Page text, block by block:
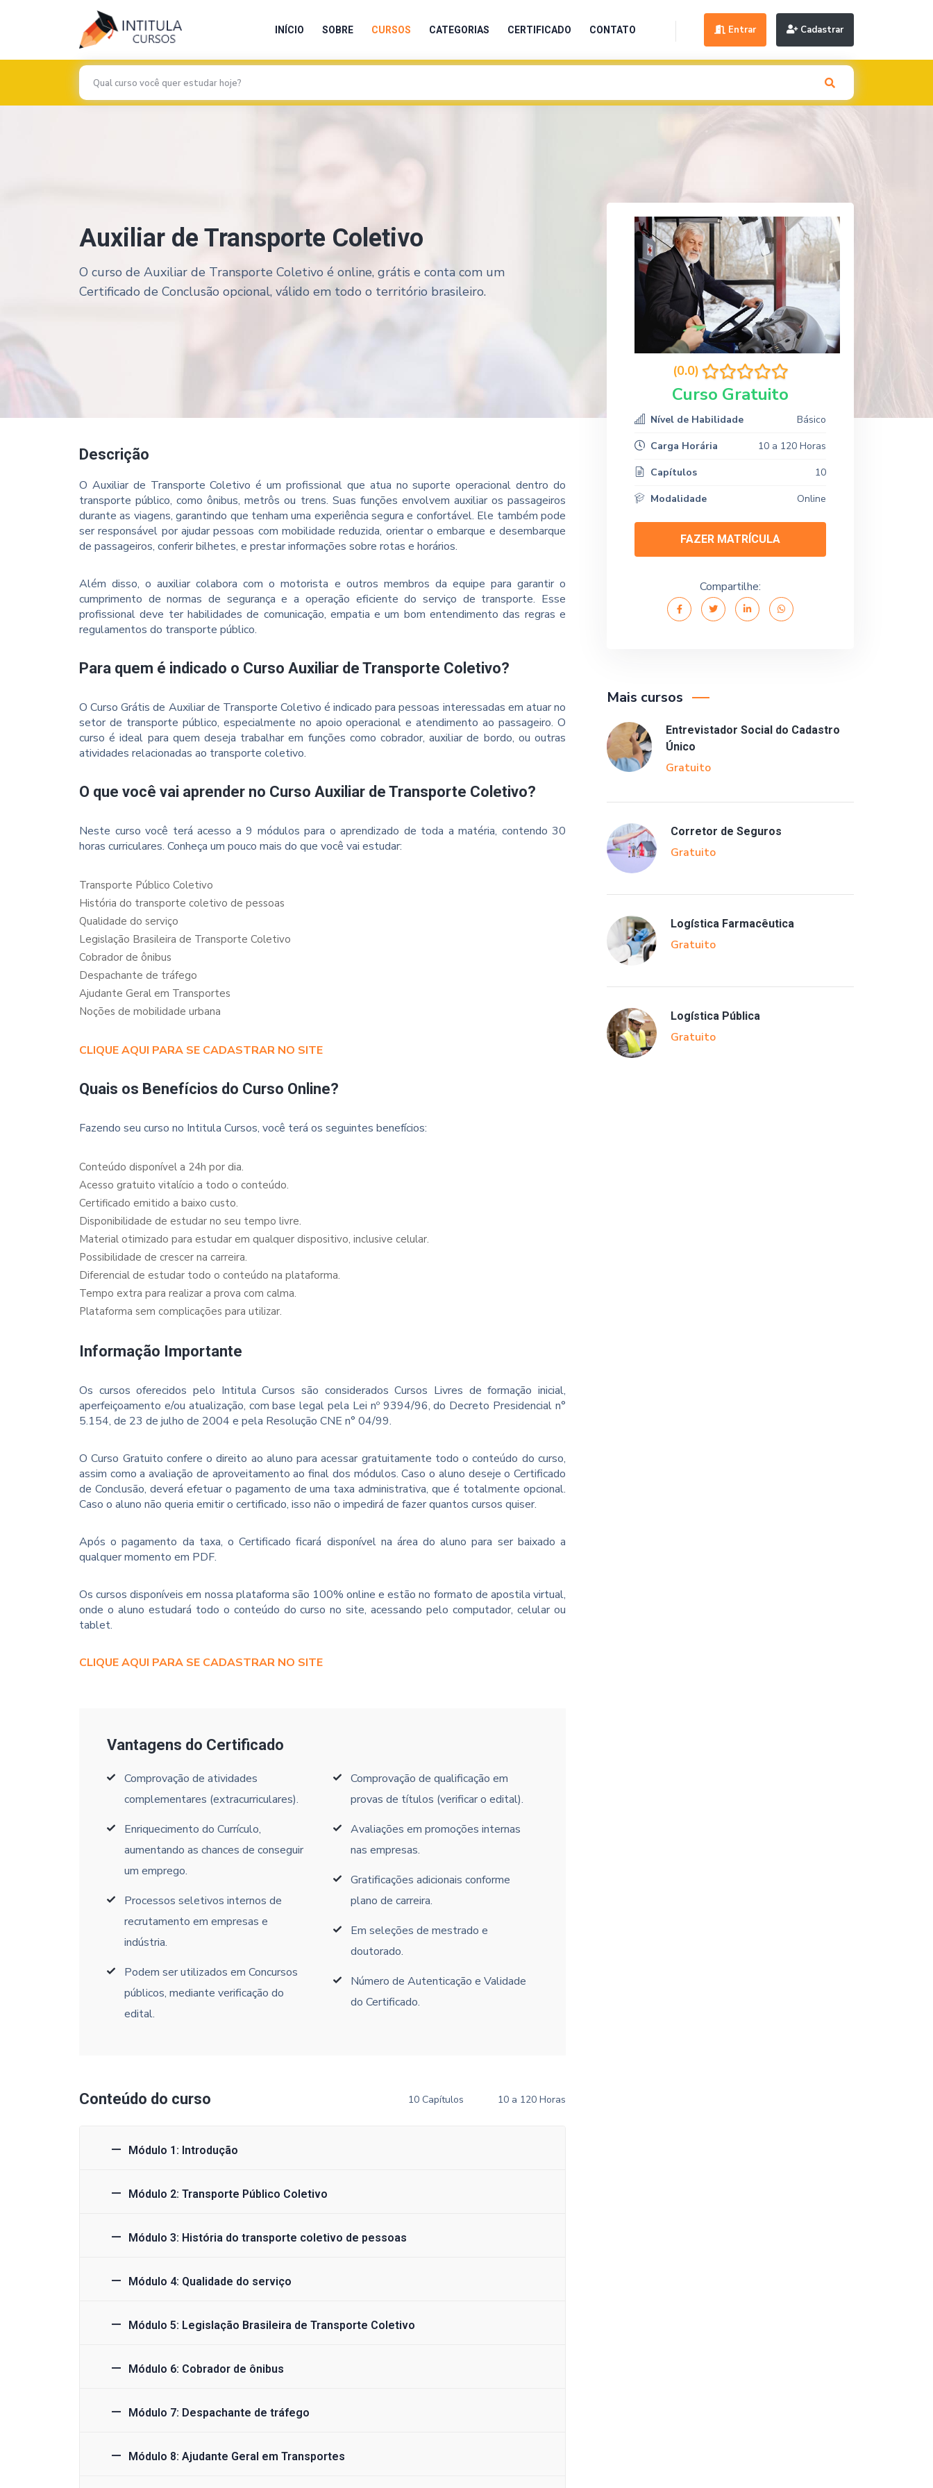
INÍCIO SOBRE CURSOS CATEGORIAS CERTIFICADO CONTATO Entrar Cadastrar
Auxiliar de Transporte Coletivo
O curso de Auxiliar de Transporte Coletivo é online, grátis e conta com um
Certificado de Conclusão opcional, válido em todo o território brasileiro.
Descrição
O Auxiliar de Transporte Coletivo é um profissional que atua no suporte operacional dentro do
transporte público, como ônibus, metrôs ou trens. Suas funções envolvem auxiliar os passageiros
durante as viagens, garantindo que tenham uma experiência segura e confortável. Ele também pode
ser responsável por ajudar pessoas com mobilidade reduzida, orientar o embarque e desembarque
de passageiros, conferir bilhetes, e prestar informações sobre rotas e horários.
Além disso, o auxiliar colabora com o motorista e outros membros da equipe para garantir o
cumprimento de normas de segurança e a operação eficiente do serviço de transporte. Esse
profissional deve ter habilidades de comunicação, empatia e um bom entendimento das regras e
regulamentos do transporte público.
Para quem é indicado o Curso Auxiliar de Transporte Coletivo?
O Curso Grátis de Auxiliar de Transporte Coletivo é indicado para pessoas interessadas em atuar no
setor de transporte público, especialmente no apoio operacional e atendimento ao passageiro. O
curso é ideal para quem deseja trabalhar em funções como cobrador, auxiliar de bordo, ou outras
atividades relacionadas ao transporte coletivo.
O que você vai aprender no Curso Auxiliar de Transporte Coletivo?
Neste curso você terá acesso a 9 módulos para o aprendizado de toda a matéria, contendo 30
horas curriculares. Conheça um pouco mais do que você vai estudar:
Transporte Público Coletivo
História do transporte coletivo de pessoas
Qualidade do serviço
Legislação Brasileira de Transporte Coletivo
Cobrador de ônibus
Despachante de tráfego
Ajudante Geral em Transportes
Noções de mobilidade urbana
CLIQUE AQUI PARA SE CADASTRAR NO SITE
Quais os Benefícios do Curso Online?
Fazendo seu curso no Intitula Cursos, você terá os seguintes benefícios:
Conteúdo disponível a 24h por dia.
Acesso gratuito vitalício a todo o conteúdo.
Certificado emitido a baixo custo.
Disponibilidade de estudar no seu tempo livre.
Material otimizado para estudar em qualquer dispositivo, inclusive celular.
Possibilidade de crescer na carreira.
Diferencial de estudar todo o conteúdo na plataforma.
Tempo extra para realizar a prova com calma.
Plataforma sem complicações para utilizar.
Informação Importante
Os cursos oferecidos pelo Intitula Cursos são considerados Cursos Livres de formação inicial,
aperfeiçoamento e/ou atualização, com base legal pela Lei nº 9394/96, do Decreto Presidencial n°
5.154, de 23 de julho de 2004 e pela Resolução CNE n° 04/99.
O Curso Gratuito confere o direito ao aluno para acessar gratuitamente todo o conteúdo do curso,
assim como a avaliação de aproveitamento ao final dos módulos. Caso o aluno deseje o Certificado
de Conclusão, deverá efetuar o pagamento de uma taxa administrativa, que é totalmente opcional.
Caso o aluno não queria emitir o certificado, isso não o impedirá de fazer quantos cursos quiser.
Após o pagamento da taxa, o Certificado ficará disponível na área do aluno para ser baixado a
qualquer momento em PDF.
Os cursos disponíveis em nossa plataforma são 100% online e estão no formato de apostila virtual,
onde o aluno estudará todo o conteúdo do curso no site, acessando pelo computador, celular ou
tablet.
CLIQUE AQUI PARA SE CADASTRAR NO SITE
Vantagens do Certificado
Comprovação de atividades
complementares (extracurriculares).
Enriquecimento do Currículo,
aumentando as chances de conseguir
um emprego.
Processos seletivos internos de
recrutamento em empresas e
indústria.
Podem ser utilizados em Concursos
públicos, mediante verificação do
edital.
Comprovação de qualificação em
provas de títulos (verificar o edital).
Avaliações em promoções internas
nas empresas.
Gratificações adicionais conforme
plano de carreira.
Em seleções de mestrado e
doutorado.
Número de Autenticação e Validade
do Certificado.
Conteúdo do curso 10 Capítulos 10 a 120 Horas
Módulo 1: Introdução
Módulo 2: Transporte Público Coletivo
Módulo 3: História do transporte coletivo de pessoas
Módulo 4: Qualidade do serviço
Módulo 5: Legislação Brasileira de Transporte Coletivo
Módulo 6: Cobrador de ônibus
Módulo 7: Despachante de tráfego
Módulo 8: Ajudante Geral em Transportes
(0.0)
Curso Gratuito
Nível de Habilidade
Básico
Carga Horária
10 a 120 Horas
Capítulos
10
Modalidade
Online
FAZER MATRÍCULA
Compartilhe:
Mais cursos
Entrevistador Social do Cadastro
Único
Gratuito
Corretor de Seguros
Gratuito
Logística Farmacêutica
Gratuito
Logística Pública
Gratuito